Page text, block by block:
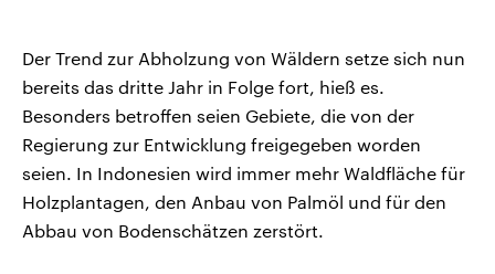
Der Trend zur Abholzung von Wäldern setze sich nun
bereits das dritte Jahr in Folge fort, hieß es.
Besonders betroffen seien Gebiete, die von der
Regierung zur Entwicklung freigegeben worden
seien. In Indonesien wird immer mehr Waldfläche für
Holzplantagen, den Anbau von Palmöl und für den
Abbau von Bodenschätzen zerstört.